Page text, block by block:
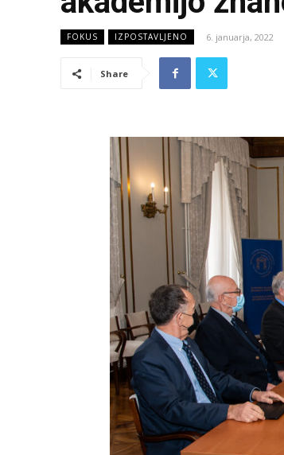
FOKUS IZPOSTAVLJENO 6. januarja, 2022
Share